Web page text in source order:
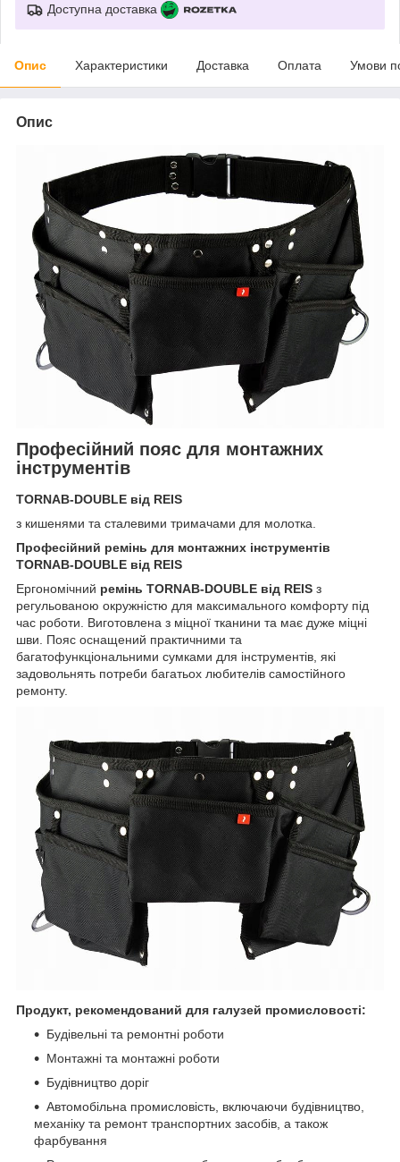
Доступна доставка
Опис Характеристики Доставка Оплата Умови
Опис
Професійний пояс для монтажних
інструментів
TORNAB-DOUBLE від REIS
з кишенями та сталевими тримачами для молотка.
Професійний ремінь для монтажних інструментів
TORNAB-DOUBLE від REIS
Ергономічний ремінь TORNAB-DOUBLE від REIS з
регульованою окружністю для максимального комфорту під
час роботи. Виготовлена ​​з міцної тканини та має дуже міцні
шви. Пояс оснащений практичними та
багатофункціональними сумками для інструментів, які
задовольнять потреби багатьох любителів самостійного
ремонту.
Продукт, рекомендований для галузей промисловості:
Будівельні та ремонтні роботи
Монтажні та монтажні роботи
Будівництво доріг
Автомобільна промисловість, включаючи будівництво,
механіку та ремонт транспортних засобів, а також
фарбування